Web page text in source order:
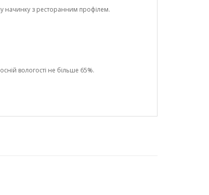
начинку з ресторанним профілем.
вологості не більше 65%.